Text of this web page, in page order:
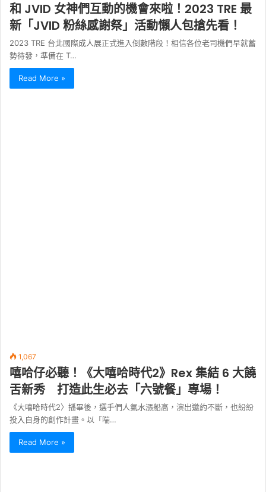
和 JVID 女神們互動的機會來啦！2023 TRE 最
新「JVID 粉絲感謝祭」活動懶人包搶先看！
2023 TRE 台北國際成人展正式進入倒數階段！相信各位老司機們早就蓄
勢待發，準備在 T…
Read More »
1,067
嘻哈仔必聽！《大嘻哈時代2》Rex 集結 6 大饒
舌新秀 打造此生必去「六號餐」專場！
《大嘻哈時代2〉播畢後，選手們人氣水漲船高，演出邀約不斷，也紛紛
投入自身的創作計畫。以「喘…
Read More »